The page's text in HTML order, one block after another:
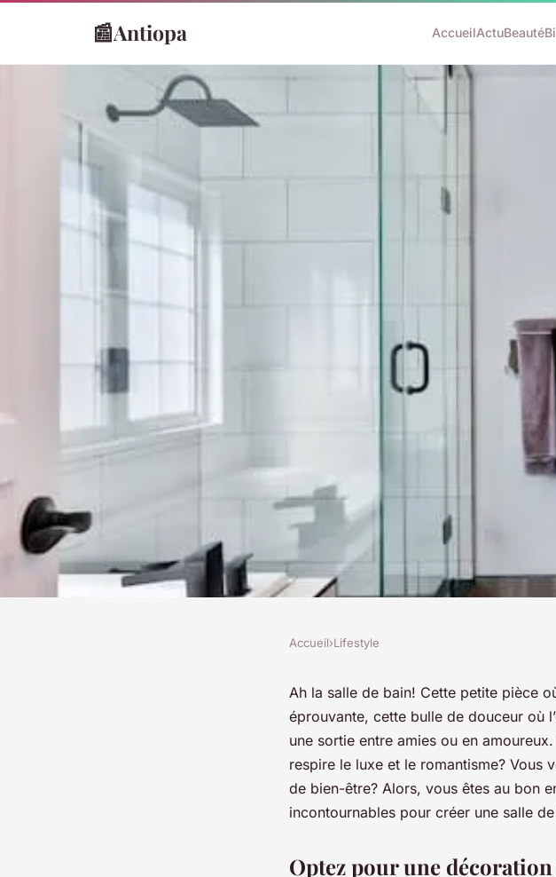
📰Antiopa AccueilActuBeauté
Quelles astuces de
créer une salle de bain
Accueil›Lifestyle
Ah la salle de bain! Cette petite pièce
éprouvante, cette bulle de douceur où
une sortie entre amies ou en
respire le luxe et le romantisme? Vous
de bien-être? Alors, vous êtes au bon
incontournables pour créer une salle
Optez pour une